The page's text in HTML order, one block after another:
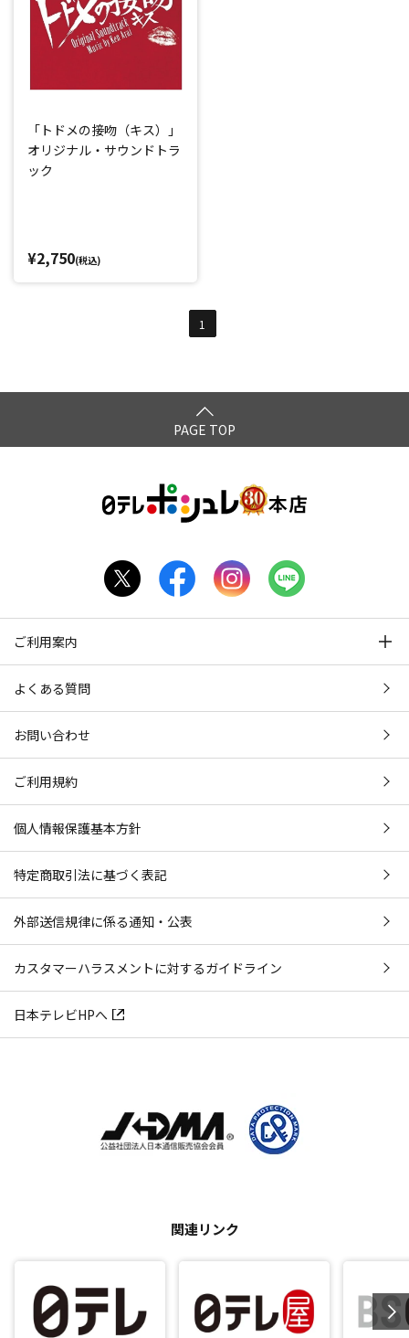
「トドメの接吻（キス）」
オリジナル・サウンドトラ
ック
¥2,750(税込)
1
PAGE TOP
ご利用案内
よくある質問
お問い合わせ
ご利用規約
個人情報保護基本方針
特定商取引法に基づく表記
外部送信規律に係る通知・公表
カスタマーハラスメントに対するガイドライン
日本テレビHPへ
関連リンク